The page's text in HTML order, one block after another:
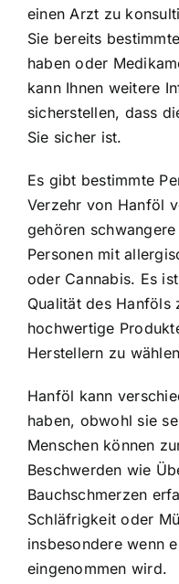
einen Arzt zu
Sie bereits
haben oder
kann Ihnen weitere
sicherstellen, dass
Sie sicher ist.
Es gibt bestimmte
Verzehr von Hanföl
gehören
Personen mit
oder Cannabis. Es
Qualität des Hanföls
hochwertige
Herstellern zu
Hanföl kann
haben, obwohl sie
Menschen können
Beschwerden wie
Bauchschmerzen
Schläfrigkeit oder
insbesondere wenn
eingenommen wird.